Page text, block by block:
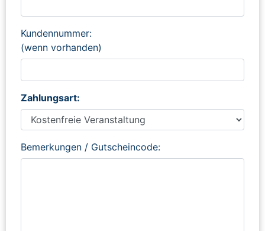
Kundennummer:
(wenn vorhanden)
Zahlungsart:
Bemerkungen / Gutscheincode: